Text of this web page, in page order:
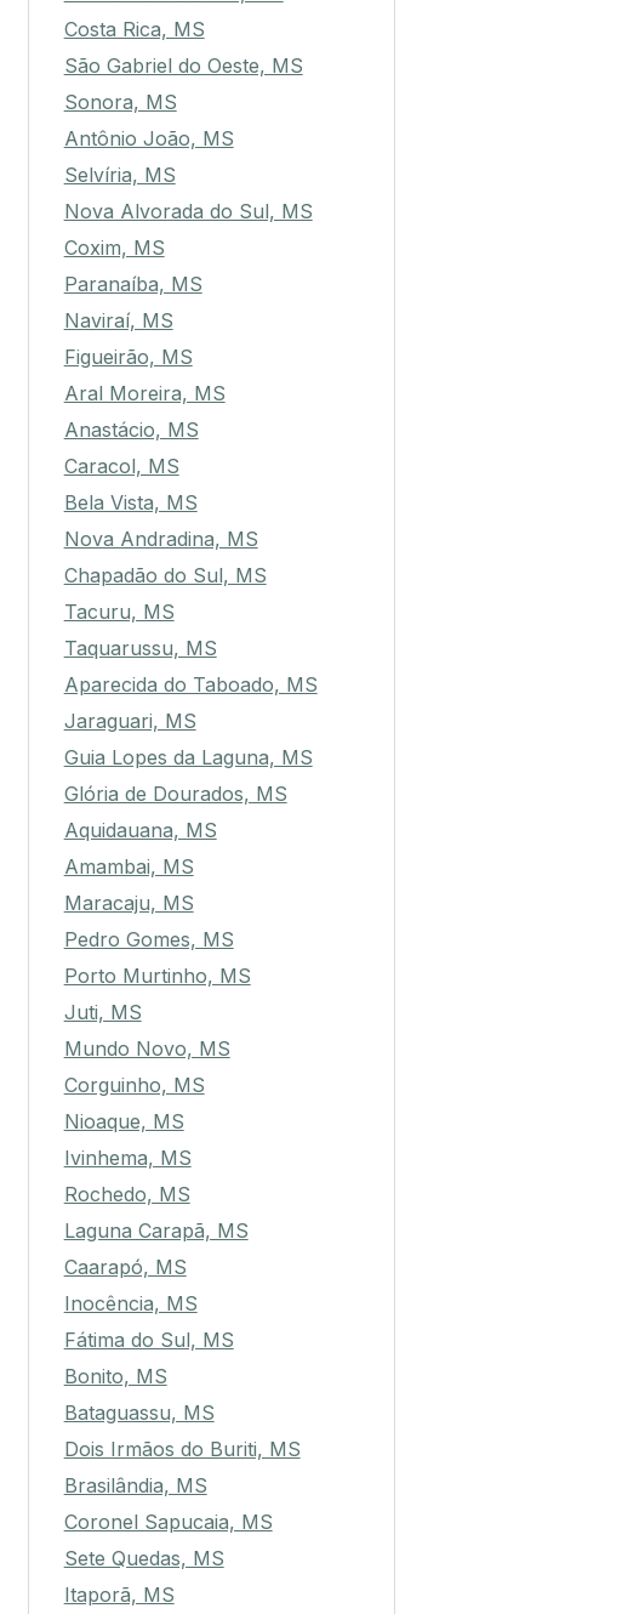
Costa Rica, MS
São Gabriel do Oeste, MS
Sonora, MS
Antônio João, MS
Selvíria, MS
Nova Alvorada do Sul, MS
Coxim, MS
Paranaíba, MS
Naviraí, MS
Figueirão, MS
Aral Moreira, MS
Anastácio, MS
Caracol, MS
Bela Vista, MS
Nova Andradina, MS
Chapadão do Sul, MS
Tacuru, MS
Taquarussu, MS
Aparecida do Taboado, MS
Jaraguari, MS
Guia Lopes da Laguna, MS
Glória de Dourados, MS
Aquidauana, MS
Amambai, MS
Maracaju, MS
Pedro Gomes, MS
Porto Murtinho, MS
Juti, MS
Mundo Novo, MS
Corguinho, MS
Nioaque, MS
Ivinhema, MS
Rochedo, MS
Laguna Carapã, MS
Caarapó, MS
Inocência, MS
Fátima do Sul, MS
Bonito, MS
Bataguassu, MS
Dois Irmãos do Buriti, MS
Brasilândia, MS
Coronel Sapucaia, MS
Sete Quedas, MS
Itaporã, MS